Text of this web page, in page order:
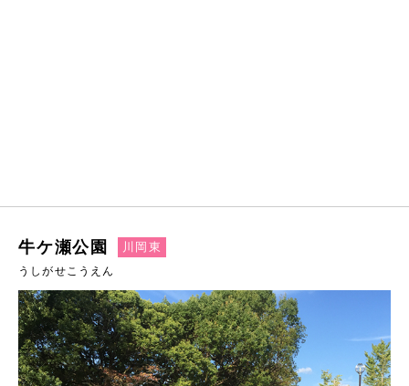
牛ケ瀬公園 川岡東
うしがせこうえん